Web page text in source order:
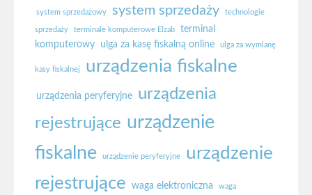
system sprzedażowy system sprzedaży technologie
sprzedaży terminale komputerowe Elzab
terminal
komputerowy
ulga za kasę fiskalną online ulga za wymianę
kasy fiskalnej urządzenia fiskalne
urządzenia peryferyjne
urządzenia
rejestrujące urządzenie
fiskalne
urządzenie peryferyjne
urządzenie
rejestrujące
waga elektroniczna waga